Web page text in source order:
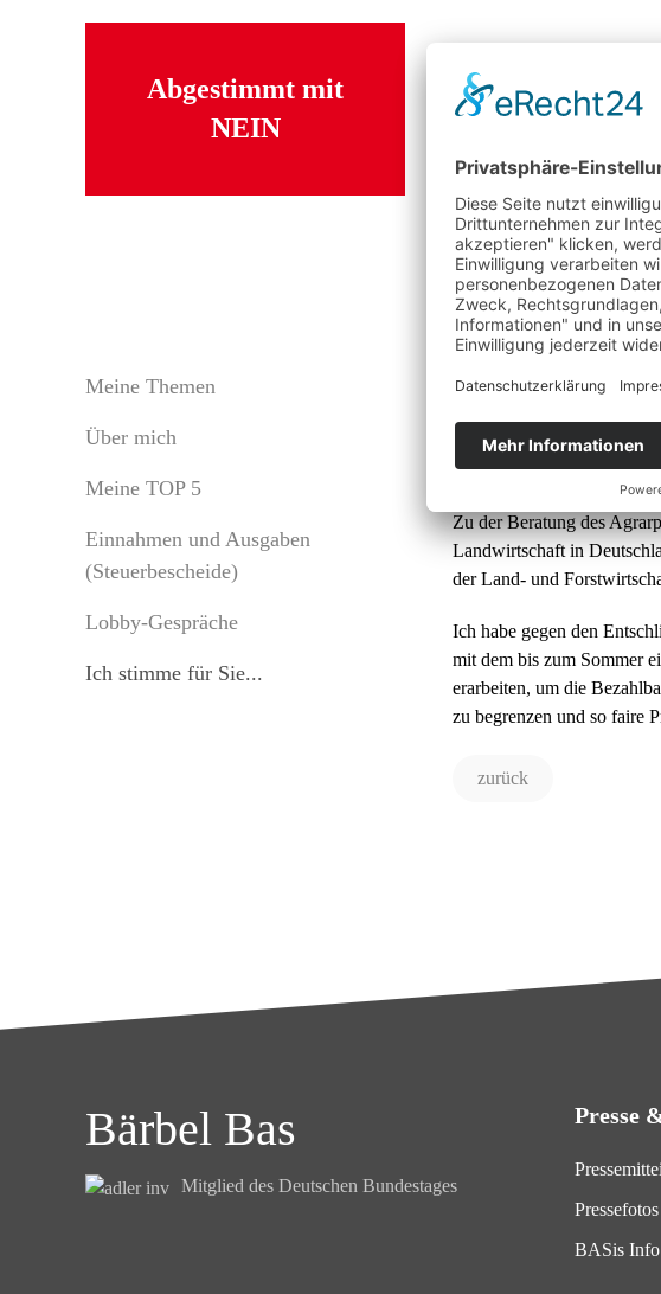
Abgestimmt mit
NEIN
Meine Themen
Über mich
Meine TOP 5
Einnahmen und Ausgaben
(Steuerbescheide)
Lobby-Gespräche
Ich stimme für Sie...
CDU/
Zu der Beratung des
Landwirtschaft in
der Land- und
Ich habe gegen den
mit dem bis zum Sommer
erarbeiten, um die
zu begrenzen und so faire
zurück
Bärbel Bas
Mitglied des Deutschen Bundestages
Presse
Pressefotos
BASis Info